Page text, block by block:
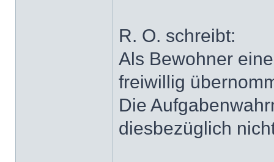
R. O. schreibt:
Als Bewohner
freiwillig
Die
diesbezüglich